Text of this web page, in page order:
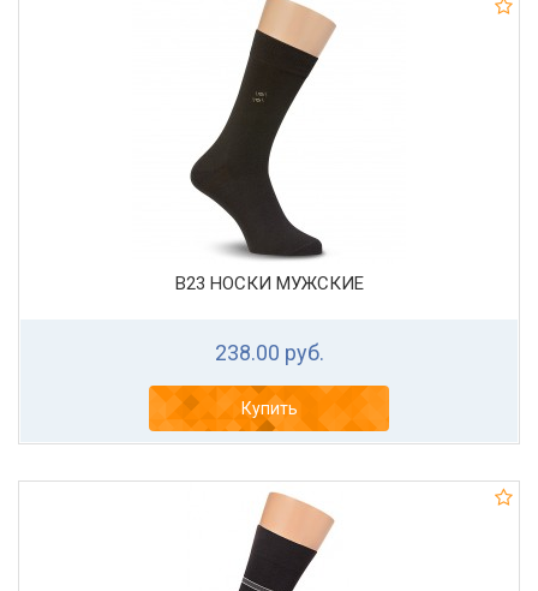
В23 НОСКИ МУЖСКИЕ
238.00 руб.
Купить